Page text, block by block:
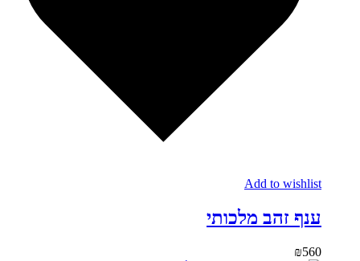
Add to wishlist
ענף זהב מלכותי
₪560